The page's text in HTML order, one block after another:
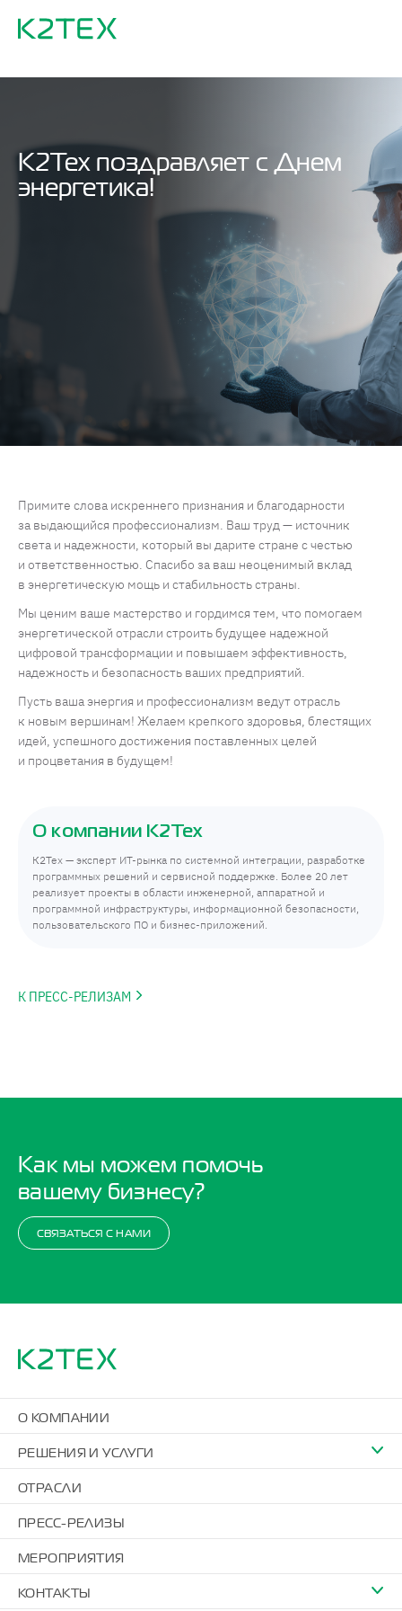
К2Тех поздравляет с Днем
энергетика!
Примите слова искреннего признания и благодарности
за выдающийся профессионализм. Ваш труд — источник
света и надежности, который вы дарите стране с честью
и ответственностью. Спасибо за ваш неоценимый вклад
в энергетическую мощь и стабильность страны.
Мы ценим ваше мастерство и гордимся тем, что помогаем
энергетической отрасли строить будущее надежной
цифровой трансформации и повышаем эффективность,
надежность и безопасность ваших предприятий.
Пусть ваша энергия и профессионализм ведут отрасль
к новым вершинам! Желаем крепкого здоровья, блестящих
идей, успешного достижения поставленных целей
и процветания в будущем!
О компании К2Тех
К2Тех — эксперт ИТ-рынка по системной интеграции, разработке
программных решений и сервисной поддержке. Более 20 лет
реализует проекты в области инженерной, аппаратной и
программной инфраструктуры, информационной безопасности,
пользовательского ПО и бизнес-приложений.
К ПРЕСС-РЕЛИЗАМ
Как мы можем помочь
вашему бизнесу?
СВЯЗАТЬСЯ С НАМИ
О КОМПАНИИ
РЕШЕНИЯ И УСЛУГИ
ОТРАСЛИ
ПРЕСС-РЕЛИЗЫ
МЕРОПРИЯТИЯ
КОНТАКТЫ